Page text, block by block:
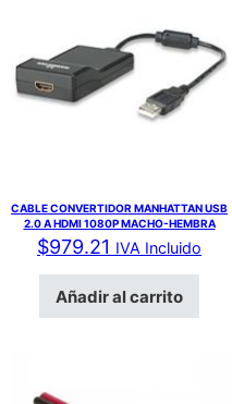
CABLE CONVERTIDOR MANHATTAN USB
2.0 A HDMI 1080P MACHO-HEMBRA
$979.21 IVA Incluido
Añadir al carrito